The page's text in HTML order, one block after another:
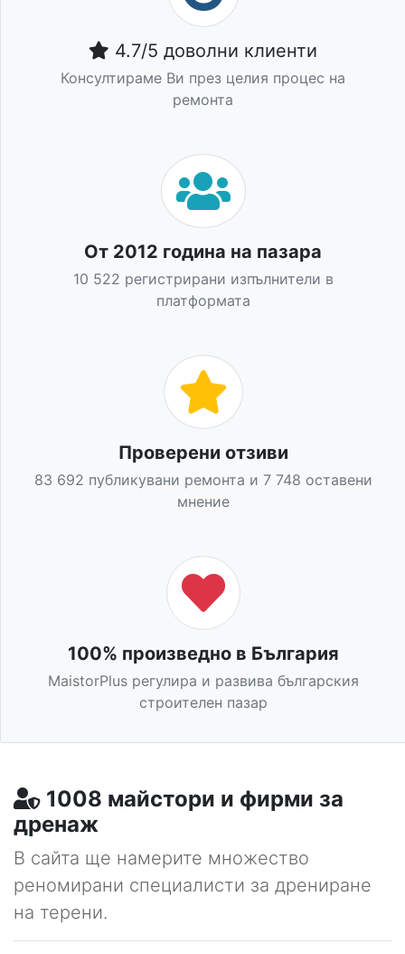
4.7/5 доволни клиенти
Консултираме Ви през целия процес на
ремонта
От 2012 година на пазара
10 522 регистрирани изпълнители в
платформата
Проверени отзиви
83 692 публикувани ремонта и 7 748 оставени
мнение
100% произведно в България
MaistorPlus регулира и развива българския
строителен пазар
1008 майстори и фирми за
дренаж
В сайта ще намерите множество
реномирани специалисти за дрениране
на терени.